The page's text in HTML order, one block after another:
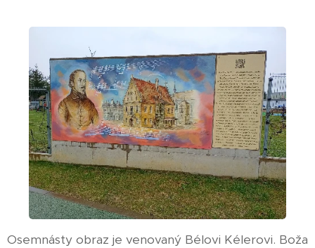
Osemnásty obraz je venovaný Bélovi Kélerovi. Boža